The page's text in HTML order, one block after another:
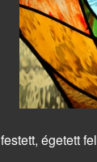
égetett